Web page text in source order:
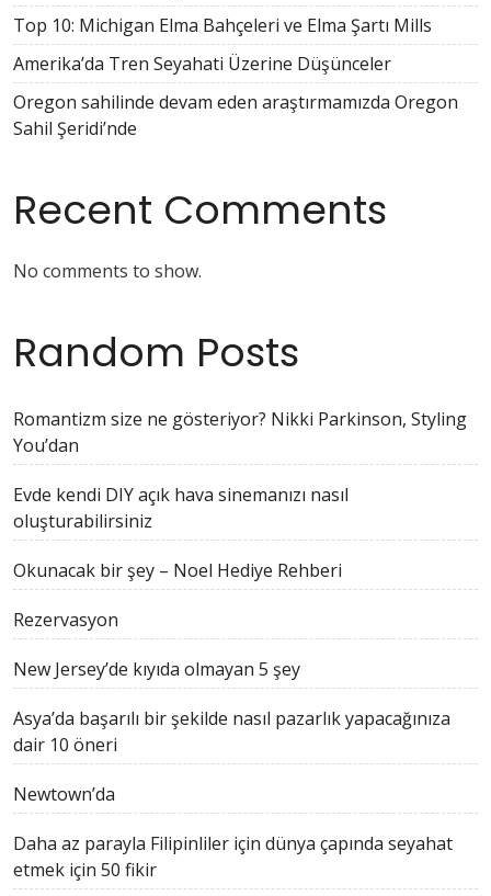
Top 10: Michigan Elma Bahçeleri ve Elma Şartı Mills
Amerika’da Tren Seyahati Üzerine Düşünceler
Oregon sahilinde devam eden araştırmamızda Oregon
Sahil Şeridi’nde
Recent Comments
No comments to show.
Random Posts
Romantizm size ne gösteriyor? Nikki Parkinson, Styling
You’dan
Evde kendi DIY açık hava sinemanızı nasıl
oluşturabilirsiniz
Okunacak bir şey – Noel Hediye Rehberi
Rezervasyon
New Jersey’de kıyıda olmayan 5 şey
Asya’da başarılı bir şekilde nasıl pazarlık yapacağınıza
dair 10 öneri
Newtown’da
Daha az parayla Filipinliler için dünya çapında seyahat
etmek için 50 fikir